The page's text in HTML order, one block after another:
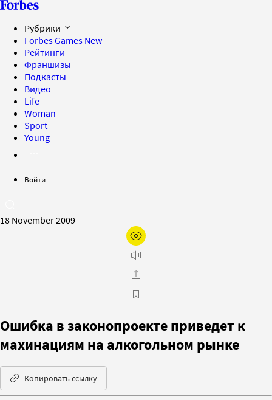
Рубрики
Forbes Games New
Рейтинги
Франшизы
Подкасты
Видео
Life
Woman
Sport
Young
Войти
18 November 2009
Ошибка в законопроекте приведет к
махинациям на алкогольном рынке
Копировать ссылку